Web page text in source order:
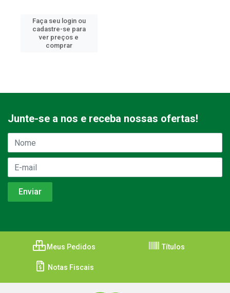
Faça seu login ou
cadastre-se para
ver preços e
comprar
Junte-se a nos e receba nossas ofertas!
Meus Pedidos Títulos
Notas Fiscais